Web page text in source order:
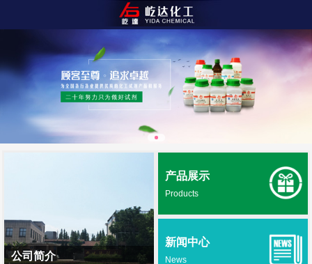
公司简介
产品展示
Products
新闻中心
News